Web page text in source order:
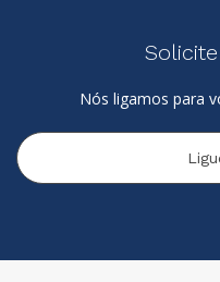
Nós ligamos para